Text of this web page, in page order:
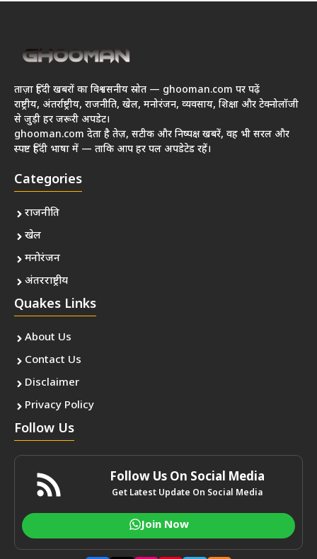
ताज़ा हिंदी खबरों का विश्वसनीय स्रोत — ghooman.com पर पढ़ें
राष्ट्रीय, अंतर्राष्ट्रीय, राजनीति, खेल, मनोरंजन, व्यवसाय, शिक्षा और टेक्नोलॉजी
से जुड़ी हर जरूरी अपडेट।
ghooman.com देता है तेज़, सटीक और निष्पक्ष खबरें, वह भी सरल और
स्पष्ट हिंदी भाषा में — ताकि आप हर पल अपडेटेड रहें।
Categories
राजनीति
खेल
मनोरंजन
अंतरराष्ट्रीय
Quakes Links
About Us
Contact Us
Disclaimer
Privacy Policy
Follow Us
Follow Us On Social Media
Get Latest Update On Social Media
Join Now